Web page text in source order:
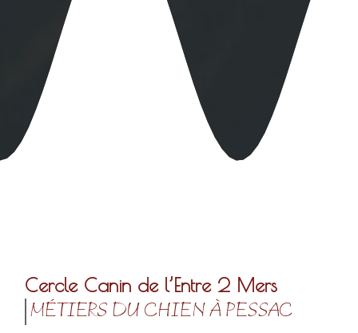
Cercle Canin de l’Entre 2 Mers
MÉTIERS DU CHIEN À PESSAC